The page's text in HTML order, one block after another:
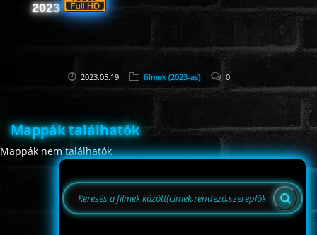
2023
2023.05.19 filmek (2023-as) 0
Mappák találhatók
Mappák nem találhatók